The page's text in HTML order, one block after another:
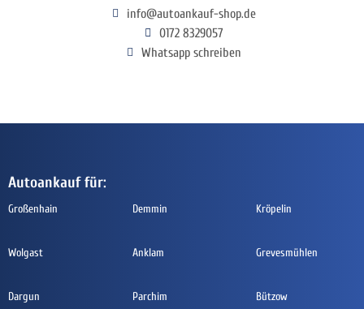
info@autoankauf-shop.de
0172 8329057
Whatsapp schreiben
Autoankauf für:
Großenhain Demmin Kröpelin
Wolgast Anklam Grevesmühlen
Dargun Parchim Bützow